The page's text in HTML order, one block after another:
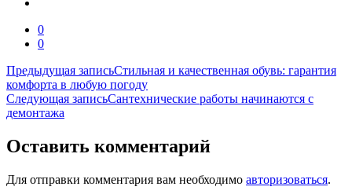
0
0
Навигация
по
записям
Предыдущая записьСтильная и качественная обувь: гарантия
комфорта в любую погоду
Следующая записьСантехнические работы начинаются с
демонтажа
Оставить комментарий
Для отправки комментария вам необходимо авторизоваться.